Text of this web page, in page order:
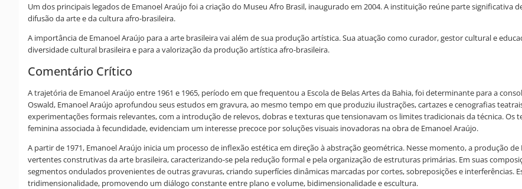
Um dos principais legados de Emanoel Araújo foi a criação do Museu Afro Brasil, inaugurado em 2004. A instituição reúne parte significativa
difusão da arte e da cultura afro-brasileira.
A importância de Emanoel Araújo para a arte brasileira vai além de sua produção artística. Sua atuação como curador, gestor cultural e
diversidade cultural brasileira e para a valorização da produção artística afro-brasileira.
Comentário Crítico
A trajetória de Emanoel Araújo entre 1961 e 1965, período em que frequentou a Escola de Belas Artes da Bahia, foi determinante para a
Oswald, Emanoel Araújo aprofundou seus estudos em gravura, ao mesmo tempo em que produziu ilustrações, cartazes e cenografias
experimentações formais relevantes, com a introdução de relevos, dobras e texturas que tensionavam os limites tradicionais da técnica.
feminina associada à fecundidade, evidenciam um interesse precoce por soluções visuais inovadoras na obra de Emanoel Araújo.
A partir de 1971, Emanoel Araújo inicia um processo de inflexão estética em direção à abstração geométrica. Nesse momento, a produção
vertentes construtivas da arte brasileira, caracterizando-se pela redução formal e pela organização de estruturas primárias. Em suas
segmentos ondulados provenientes de outras gravuras, criando superfícies dinâmicas marcadas por cortes, sobreposições e interferências.
tridimensionalidade, promovendo um diálogo constante entre plano e volume, bidimensionalidade e escultura.